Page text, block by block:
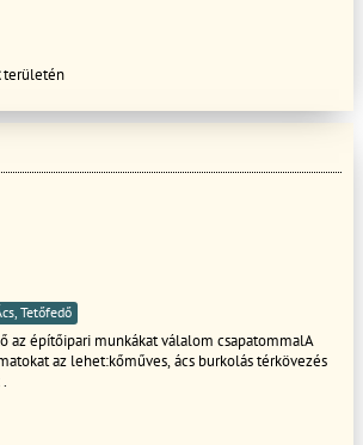
területén
Tetőfedő
az építőipari munkákat válalom csapatommalA
az lehet:kőműves, ács burkolás térkövezés